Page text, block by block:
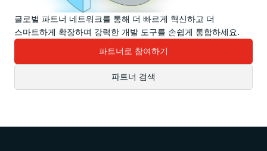
에이전트의 상태와 컨텍스트를 지속적으로 저장하는 관리형
메모리.
Redis 오픈 소스
숨겨진 조건 없이 제공되는 무료 오픈 소스 소프트웨어.
Redis Context Retriever
어디서든 맥락을 활용하세요.
Redis Langcache
블로그
데모 센터
고객 사례
지원
요금제
Redis 체험하기
상담 신청하기
글로벌 파트너 네트워크를 통해 더 빠르게 혁신하고 더
스마트하게 확장하며 강력한 개발 도구를 손쉽게 통합하세요.
파트너로 참여하기
파트너 검색